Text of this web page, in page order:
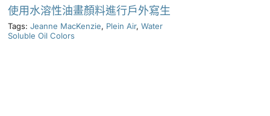
使用水溶性油畫顏料進行戶外寫生
Tags: Jeanne MacKenzie, Plein Air, Water
Soluble Oil Colors